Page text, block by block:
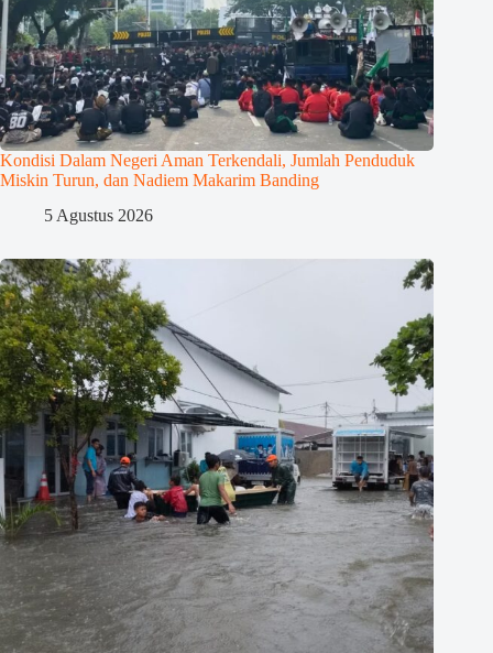
Kondisi Dalam Negeri Aman Terkendali, Jumlah Penduduk
Miskin Turun, dan Nadiem Makarim Banding
5 Agustus 2026